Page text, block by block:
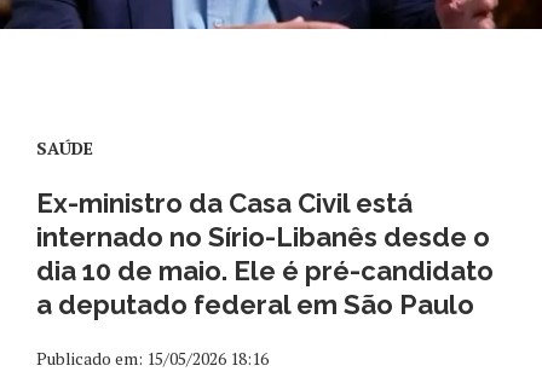
SAÚDE
Ex-ministro da Casa Civil está
internado no Sírio-Libanês desde o
dia 10 de maio. Ele é pré-candidato
a deputado federal em São Paulo
Publicado em: 15/05/2026 18:16